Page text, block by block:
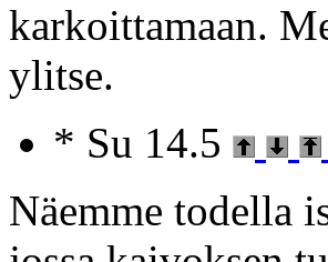
karkoittamaan.
ylitse.
* Su 14.5
Näemme todella